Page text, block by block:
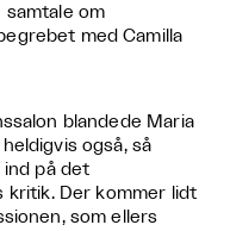
om
med Camilla
blandede Maria
også, så
ind på det
kritik. Der kommer lidt
som ellers